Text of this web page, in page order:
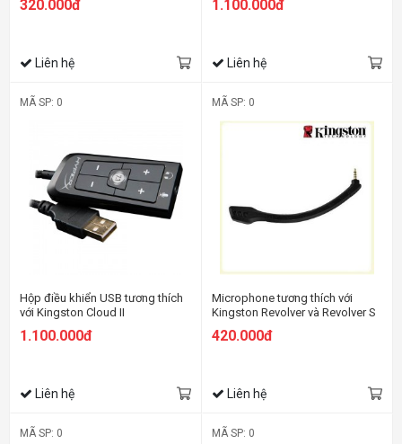
320.000đ
Liên hệ
3.5mm
1.100.000đ
Liên hệ
MÃ SP: 0
Hộp điều khiển USB tương thích
với Kingston Cloud II
1.100.000đ
Liên hệ
MÃ SP: 0
Microphone tương thích với
Kingston Revolver và Revolver S
420.000đ
Liên hệ
MÃ SP: 0 MÃ SP: 0